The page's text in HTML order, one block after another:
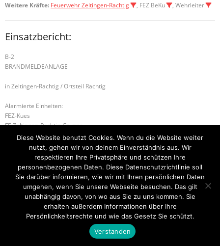
Weitere Kräfte: Feuerwehr Zeltingen-Rachtig , FEZ BeKu , Wehrleiter
Einsatzbericht:
B-2
BRANDMELDEANLAGE
in Zeltingen-Rachtig / Ortsteil Rachtig
Alarmierte Einheiten:
FEZ-Kues
FF-Zeltingen-Rachtig-Gruppe
BeKu WL
B-2 BRANDMELDEANLAGE B-2 BRANDMELDEANLAGE
Startseite Einsätze Mitglied werden Über uns
Bilder
Kontakt
Theme byThink Up Themes Ltd. Powered byWordPress.
Diese Website benutzt Cookies. Wenn du die Website weiter
nutzt, gehen wir von deinem Einverständnis aus. Wir
respektieren Ihre Privatsphäre und schützen Ihre
personenbezogenen Daten. Diese Datenschutzrichtlinie soll
Sie darüber informieren, wie wir mit Ihren persönlichen Daten
umgehen, wenn Sie unsere Webseite besuchen. Das gilt
unabhängig davon, von wo aus Sie zu uns kommen. Sie
erhalten außerdem Informationen über Ihre
Persönlichkeitsrechte und wie das Gesetz Sie schützt.
Verstanden